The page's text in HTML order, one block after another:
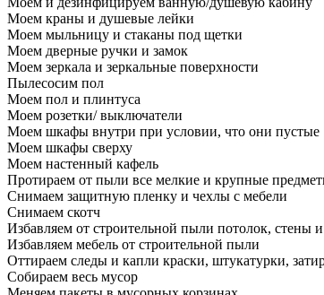
Моем краны и душевые лейки
Моем мыльницу и стаканы под щетки
Моем дверные ручки и замок
Моем зеркала и зеркальные поверхности
Пылесосим пол
Моем пол и плинтуса
Моем розетки/ выключатели
Моем шкафы внутри при условии, что они пустые
Моем шкафы сверху
Моем настенный кафель
Протираем от пыли все мелкие и крупные
Снимаем защитную пленку и чехлы с мебели
Снимаем скотч
Избавляем от строительной пыли потолок, стены
Избавляем мебель от строительной пыли
Оттираем следы и капли краски, штукатурки,
Собираем весь мусор